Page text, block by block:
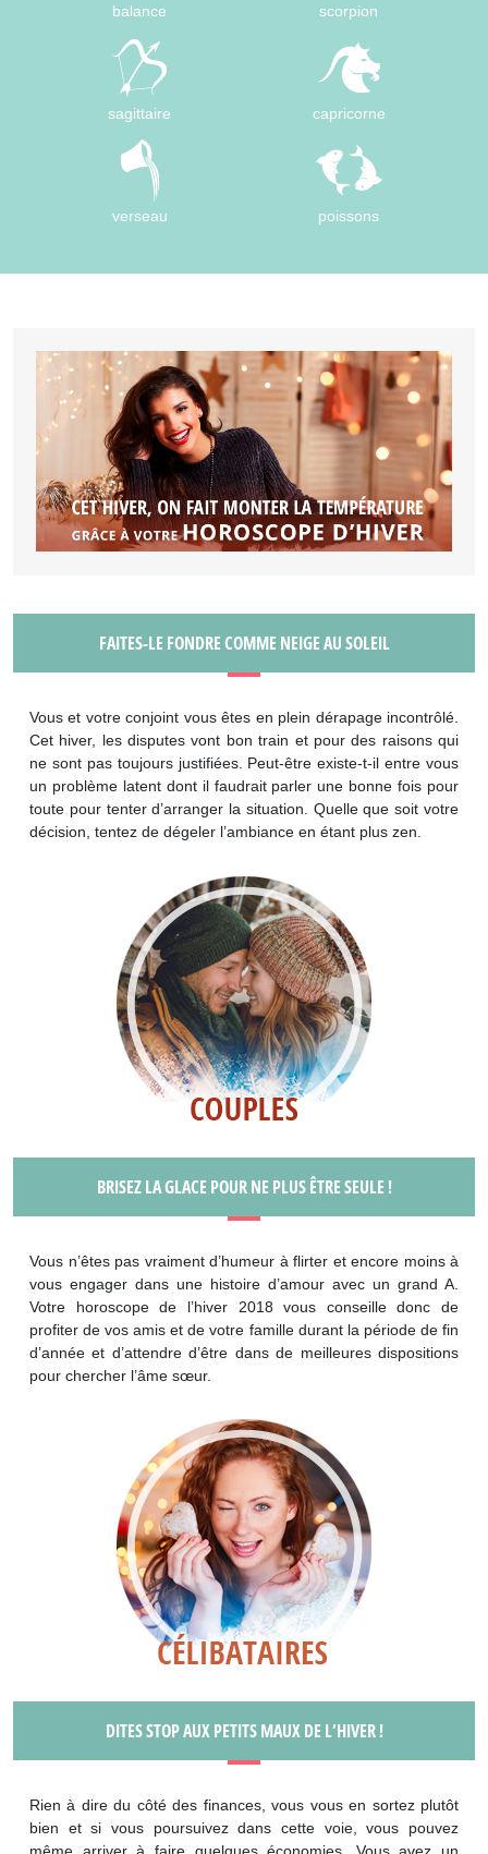
balance scorpion
sagittaire capricorne
verseau poissons
FAITES-LE FONDRE COMME NEIGE AU SOLEIL
Vous et votre conjoint vous êtes en plein dérapage incontrôlé.
Cet hiver, les disputes vont bon train et pour des raisons qui
ne sont pas toujours justifiées. Peut-être existe-t-il entre vous
un problème latent dont il faudrait parler une bonne fois pour
toute pour tenter d’arranger la situation. Quelle que soit votre
décision, tentez de dégeler l’ambiance en étant plus zen.
BRISEZ LA GLACE POUR NE PLUS ÊTRE SEULE !
Vous n’êtes pas vraiment d’humeur à flirter et encore moins à
vous engager dans une histoire d’amour avec un grand A.
Votre horoscope de l’hiver 2018 vous conseille donc de
profiter de vos amis et de votre famille durant la période de fin
d’année et d’attendre d’être dans de meilleures dispositions
pour chercher l’âme sœur.
DITES STOP AUX PETITS MAUX DE L’HIVER !
Rien à dire du côté des finances, vous vous en sortez plutôt
bien et si vous poursuivez dans cette voie, vous pouvez
même arriver à faire quelques économies. Vous avez un